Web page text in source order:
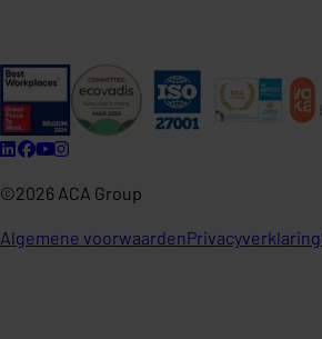
©2026 ACA Group
Algemene voorwaardenPrivacyverklaring